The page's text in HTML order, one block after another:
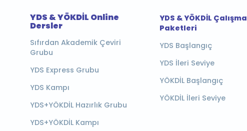
YDS & YÖKDİL Online
Dersler
Sıfırdan Akademik Çeviri
Grubu
YDS Express Grubu
YDS Kampı
YDS+YÖKDİL Hazırlık Grubu
YDS+YÖKDİL Kampı
YDS & YÖKDİL Çalışma
Paketleri
YDS Başlangıç
YDS İleri Seviye
YÖKDİL Başlangıç
YÖKDİL İleri Seviye